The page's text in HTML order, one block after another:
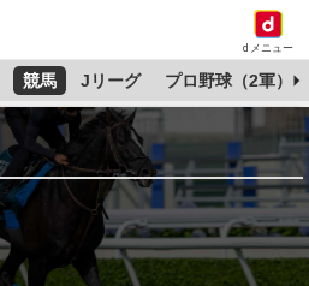
dメニュー
競馬 Jリーグ プロ野球（2軍）